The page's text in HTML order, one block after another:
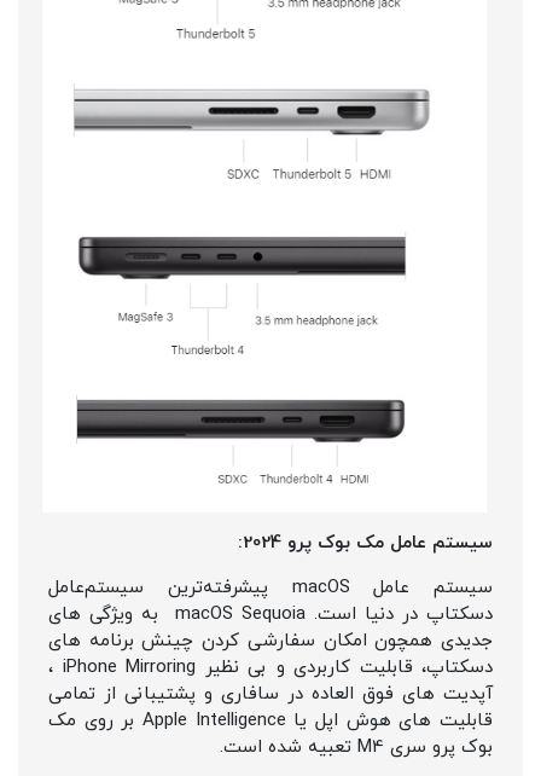
سیستم عامل مک بوک پرو 2024:
سیستم عامل macOS پیشرفته‌ترین سیستم‌عامل
دسکتاپ در دنیا است. macOS Sequoia به ویژگی های
جدیدی همچون امکان سفارشی کردن چینش برنامه های
دسکتاپ، قابلیت کاربردی و بی نظیر iPhone Mirroring ،
آپدیت های فوق العاده در سافاری و پشتیبانی از تمامی
قابلیت های هوش اپل یا Apple Intelligence بر روی مک
بوک پرو سری M4 تعبیه شده است.